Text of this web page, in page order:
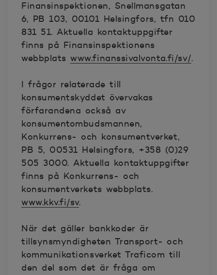
Finansinspektionen, Snellmansgatan
6, PB 103, 00101 Helsingfors, tfn 010
831 51. Aktuella kontaktuppgifter
finns på Finansinspektionens
webbplatswww.finanssivalvonta.fi/sv/.
I frågor relaterade till
konsumentskyddet övervakas
förfarandena också av
konsumentombudsmannen,
Konkurrens- och konsumentverket,
PB 5, 00531 Helsingfors, +358 (0)29
505 3000. Aktuella kontaktuppgifter
finns på Konkurrens- och
konsumentverkets webbplats.
www.kkv.fi/sv.
När det gäller bankkoder är
tillsynsmyndigheten Transport- och
kommunikationsverket Traficom till
den del som det är fråga om